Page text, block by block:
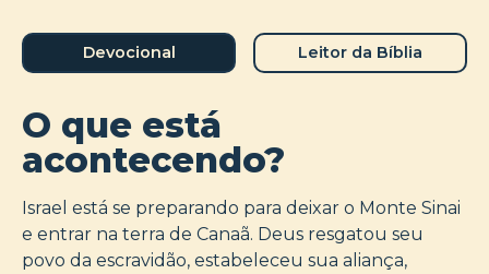
Devocional Leitor da Bíblia
O que está
acontecendo?
Israel está se preparando para deixar o Monte Sinai
e entrar na terra de Canaã. Deus resgatou seu
povo da escravidão, estabeleceu sua aliança,